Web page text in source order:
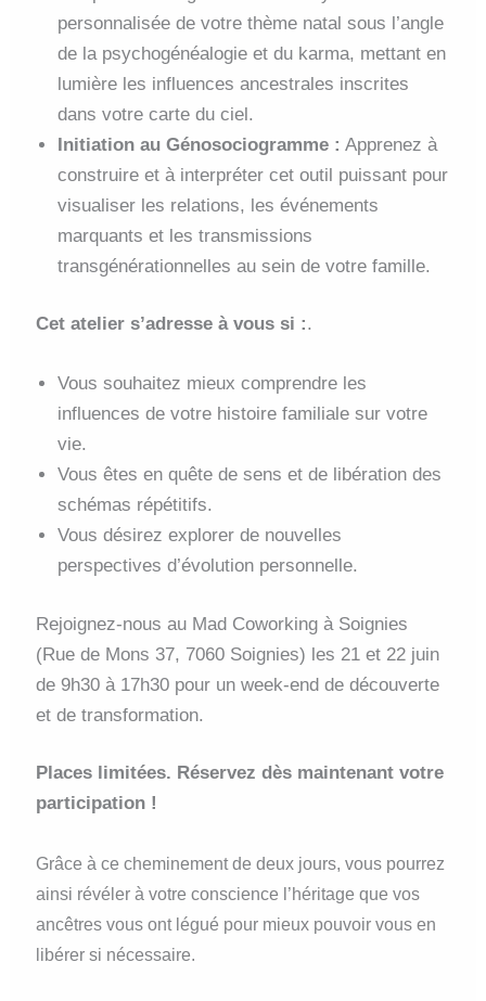
personnalisée de votre thème natal sous l’angle
de la psychogénéalogie et du karma, mettant en
lumière les influences ancestrales inscrites
dans votre carte du ciel.
Initiation au Génosociogramme : Apprenez à
construire et à interpréter cet outil puissant pour
visualiser les relations, les événements
marquants et les transmissions
transgénérationnelles au sein de votre famille.
Cet atelier s’adresse à vous si :.
Vous souhaitez mieux comprendre les
influences de votre histoire familiale sur votre
vie.
Vous êtes en quête de sens et de libération des
schémas répétitifs.
Vous désirez explorer de nouvelles
perspectives d’évolution personnelle.
Rejoignez-nous au Mad Coworking à Soignies
(Rue de Mons 37, 7060 Soignies) les 21 et 22 juin
de 9h30 à 17h30 pour un week-end de découverte
et de transformation.
Places limitées. Réservez dès maintenant votre
participation !
Grâce à ce cheminement de deux jours, vous pourrez
ainsi révéler à votre conscience l’héritage que vos
ancêtres vous ont légué pour mieux pouvoir vous en
libérer si nécessaire.